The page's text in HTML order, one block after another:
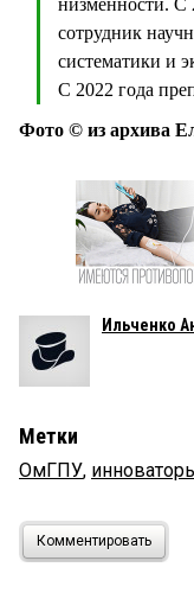
низменности. С
сотрудник
систематики и
С 2022 года
Фото © из
Ильченко
Метки
ОмГПУ,
Комментировать